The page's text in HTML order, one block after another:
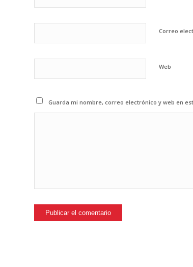
Correo
Web
Guarda mi nombre, correo electrónico y web en